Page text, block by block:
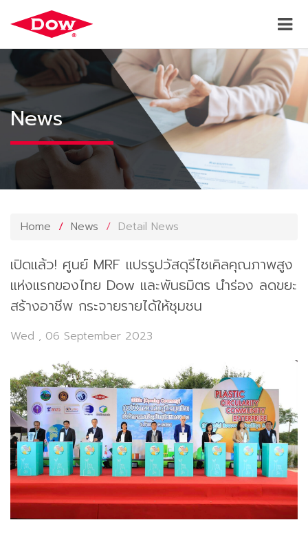
News
Home News Detail News
เปิดแล้ว! ศูนย์ MRF แปรรูปวัสดุรีไซเคิลคุณภาพสูง
แห่งแรกของไทย Dow และพันธมิตร นำร่อง ลดขยะ
สร้างอาชีพ กระจายรายได้ให้ชุมชน
Wed , 06 September 2023